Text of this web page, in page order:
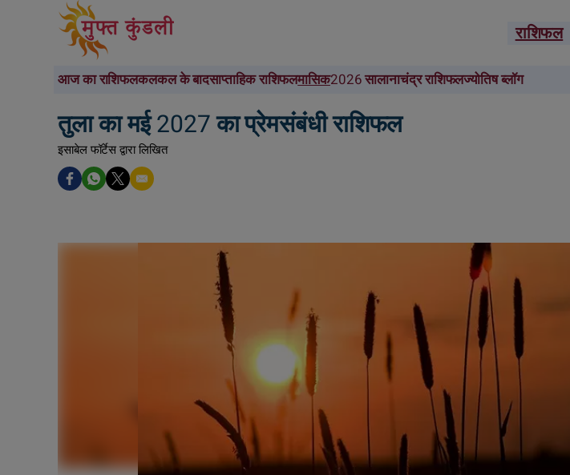
राशिफल
आज का राशिफलकलकल के बादसाप्ताहिक राशिफलमासिक2026 सालानाचंद्र राशिफलज्योतिष ब्लॉग
तुला का मई 2027 का प्रेमसंबंधी राशिफल
इसाबेल फॉर्टेस द्वारा लिखित